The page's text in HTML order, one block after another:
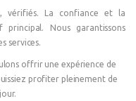
vérifiés. La confiance et la
Nous garantissons
services.
offrir une expérience de
profiter pleinement de